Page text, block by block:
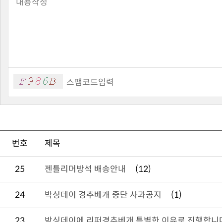
번호 제목
25 젠틀리머방석 배송안내 (12)
24 박싱데이 경추베개 중단 사과공지 (1)